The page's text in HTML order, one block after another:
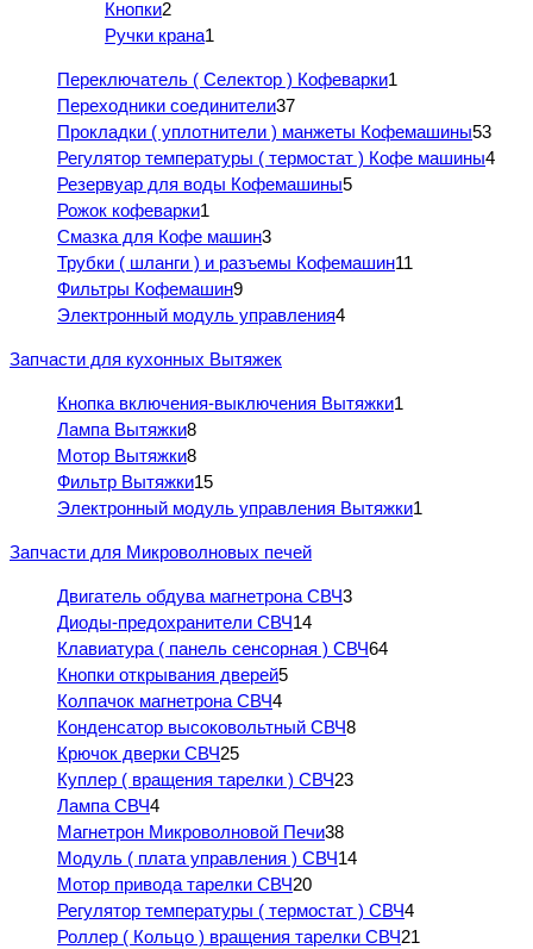
Кнопки2
Ручки крана1
Переключатель ( Селектор ) Кофеварки1
Переходники соединители37
Прокладки ( уплотнители ) манжеты Кофемашины53
Регулятор температуры ( термостат ) Кофе машины4
Резервуар для воды Кофемашины5
Рожок кофеварки1
Смазка для Кофе машин3
Трубки ( шланги ) и разъемы Кофемашин11
Фильтры Кофемашин9
Электронный модуль управления4
Запчасти для кухонных Вытяжек
Кнопка включения-выключения Вытяжки1
Лампа Вытяжки8
Мотор Вытяжки8
Фильтр Вытяжки15
Электронный модуль управления Вытяжки1
Запчасти для Микроволновых печей
Двигатель обдува магнетрона СВЧ3
Диоды-предохранители СВЧ14
Клавиатура ( панель сенсорная ) СВЧ64
Кнопки открывания дверей5
Колпачок магнетрона СВЧ4
Конденсатор высоковольтный СВЧ8
Крючок дверки СВЧ25
Куплер ( вращения тарелки ) СВЧ23
Лампа СВЧ4
Магнетрон Микроволновой Печи38
Модуль ( плата управления ) СВЧ14
Мотор привода тарелки СВЧ20
Регулятор температуры ( термостат ) СВЧ4
Роллер ( Кольцо ) вращения тарелки СВЧ21